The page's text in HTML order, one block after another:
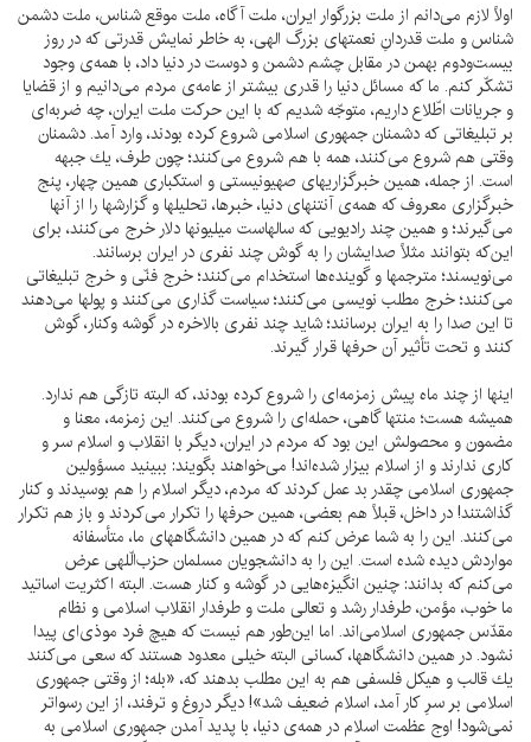
اولاً لازم مى‌دانم از ملت بزرگوار ايران، ملت آگاه، ملت موقع شناس، ملت دشمن
شناس و ملت قدردانِ نعمتهاى بزرگ الهى، به خاطر نمايش قدرتى كه در روز
بيست‌ودوم بهمن در مقابل چشم دشمن و دوست در دنيا داد، با همه‌ى وجود
تشكّر كنم. ما كه مسائل دنيا را قدرى بيشتر از عامه‌ى مردم مى‌دانيم و از قضايا
و جريانات اطّلاع داريم، متوجّه شديم كه با اين حركت ملت ايران، چه ضربه‌اى
بر تبليغاتى كه دشمنان جمهورى اسلامى شروع كرده بودند، وارد آمد. دشمنان
وقتى هم شروع مى‌كنند، همه با هم شروع مى‌كنند؛ چون طرف، يك جبهه
است. از جمله، همين خبرگزاريهاى صهيونيستى و استكبارى همين چهار، پنج
خبرگزارى معروف كه همه‌ى آنتنهاى دنيا، خبرها، تحليلها و گزارشها را از آنها
مى‌گيرند؛ و همين چند راديويى كه سالهاست ميليونها دلار خرج مى‌كنند، براى
اين‌كه بتوانند مثلاً صدايشان را به گوش چند نفرى در ايران برسانند.
مى‌نويسند؛ مترجمها و گوينده‌ها استخدام مى‌كنند؛ خرج فنّى و خرج تبليغاتى
مى‌كنند؛ خرج مطلب نويسى مى‌كنند؛ سياست گذارى مى‌كنند و پولها مى‌دهند
تا اين صدا را به ايران برسانند؛ شايد چند نفرى بالاخره در گوشه وكنار، گوش
كنند و تحت تأثير آن حرفها قرار گيرند.
اينها از چند ماه پيش زمزمه‌اى را شروع كرده بودند، كه البته تازگى هم ندارد.
هميشه هست؛ منتها گاهى، حمله‌اى را شروع مى‌كنند. اين زمزمه، معنا و
مضمون و محصولش اين بود كه مردم در ايران، ديگر با انقلاب و اسلام سر و
كارى ندارند و از اسلام بيزار شده‌اند! مى‌خواهند بگويند: ببينيد مسؤولين
جمهورى اسلامى چقدر بد عمل كردند كه مردم، ديگر اسلام را هم بوسيدند و كنار
گذاشتند! در داخل، قبلاً هم بعضى، همين حرفها را تكرار مى‌كردند و باز هم تكرار
مى‌كنند. اين را به شما عرض كنم كه در همين دانشگاههاى ما، متأسفانه
مواردش ديده شده است. اين را به دانشجويان مسلمان حزب‌الّلهى عرض
مى‌كنم كه بدانند: چنين انگيزه‌هايى در گوشه و كنار هست. البته اكثريت اساتيد
ما خوب، مؤمن، طرفدار رشد و تعالى ملت و طرفدار انقلاب اسلامى و نظام
مقدّس جمهورى اسلامى‌اند. اما اين‌طور هم نيست كه هيچ فرد موذى‌اى پيدا
نشود. در همين دانشگاهها، كسانى البته خيلى معدود هستند كه سعى مى‌كنند
يك قالب و هيكل فلسفى هم به اين مطلب بدهند كه، «بله؛ از وقتى جمهورى
اسلامى بر سرِ كار آمد، اسلام ضعيف شد»! ديگر دروغ و ترفند، از اين رسواتر
نمى‌شود! اوج عظمت اسلام در همه‌ى دنيا، با پديد آمدن جمهورى اسلامى به